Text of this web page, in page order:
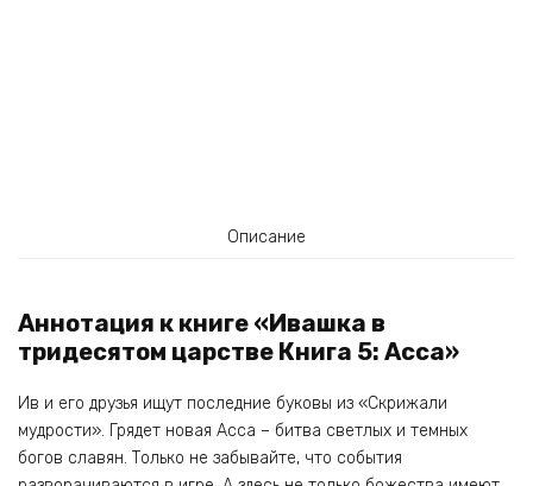
Описание
Аннотация к книге «Ивашка в
тридесятом царстве Книга 5: Асса»
Ив и его друзья ищут последние буковы из «Скрижали
мудрости». Грядет новая Асса – битва светлых и темных
богов славян. Только не забывайте, что события